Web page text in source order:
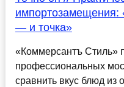
импортозамещения:
— и точка»
«Коммерсантъ Стиль»
профессиональных
сравнить вкус блюд из